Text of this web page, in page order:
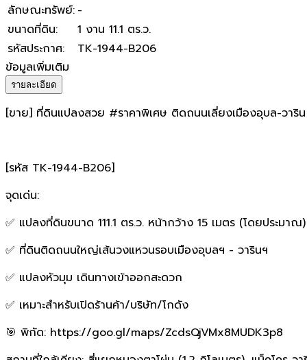
ลักษณะทรัพย์: -
ขนาดที่ดิน:
1 งาน 11.1 ตร.ว.
รหัสประกาศ:
TK-1944-B206
ข้อมูลเพิ่มเติม
รายละเอียด
[ขาย] ที่ดินแปลงสวย #ราคาพิเศษ ติดถนนเลี่ยงเมืองอุบล-วาริน
[รหัส TK-1944-B206]
จุดเด่น:
✅ แปลงที่ดินขนาด 111.1 ตร.ว. หน้ากว้าง 15 เมตร (โดยประมาณ)
✅ ที่ดินติดถนนใหญ่เส้นวงแหวนรอบเมืองอุบลฯ - วารินฯ
✅ แปลงหัวมุม เดินทางเข้าออกสะดวก
✅ เหมาะสำหรับเปิดร้านค้า/บริษัท/โกดัง
🎯 พิกัด: https://goo.gl/maps/ZcdsQjVMx8MUDK3p8